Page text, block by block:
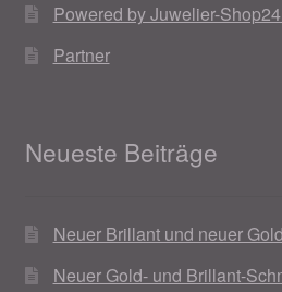
Powered by Juwelier-
Partner
Neueste Beiträge
Neuer Brillant und neuer
Neuer Gold- und Brillant-